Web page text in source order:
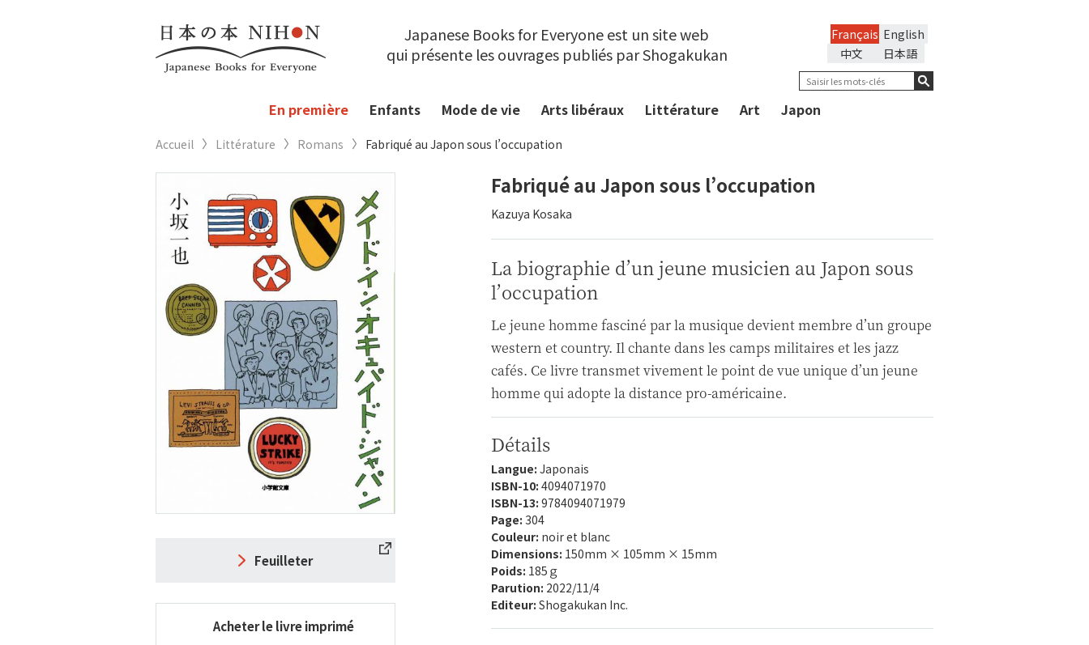
Japanese Books for Everyone est un site web
qui présente les ouvrages publiés par Shogakukan
English
Français
日本語
中文
En première Enfants Mode de vie Arts libéraux Littérature Art Japon
Accueil Littérature Romans Fabriqué au Japon sous l’occupation
Fabriqué au Japon sous l’occupation
Kazuya Kosaka
La biographie d’un jeune musicien au Japon sous
l’occupation
Le jeune homme fasciné par la musique devient membre d’un groupe
western et country. Il chante dans les camps militaires et les jazz
cafés. Ce livre transmet vivement le point de vue unique d’un jeune
homme qui adopte la distance pro-américaine.
Détails
Langue: Japonais
ISBN-10: 4094071970
ISBN-13: 9784094071979
Page: 304
Couleur: noir et blanc
Dimensions: 150mm × 105mm × 15mm
Poids: 185ｇ
Parution: 2022/11/4
Editeur: Shogakukan Inc.
Feuilleter
Acheter le livre imprimé